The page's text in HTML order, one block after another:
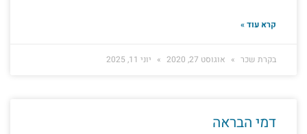
קרא עוד »
בקרת שכר אוגוסט 27, 2020 יוני 11, 2025
דמי הבראה